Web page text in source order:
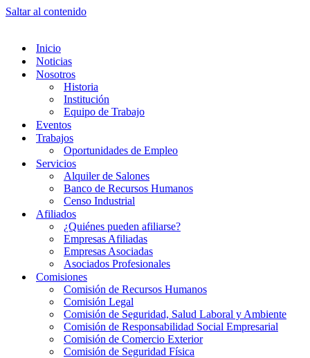
Saltar al contenido
Inicio
Noticias
Nosotros
Historia
Institución
Equipo de Trabajo
Eventos
Trabajos
Oportunidades de Empleo
Servicios
Alquiler de Salones
Banco de Recursos Humanos
Censo Industrial
Afiliados
¿Quiénes pueden afiliarse?
Empresas Afiliadas
Empresas Asociadas
Asociados Profesionales
Comisiones
Comisión de Recursos Humanos
Comisión Legal
Comisión de Seguridad, Salud Laboral y Ambiente
Comisión de Responsabilidad Social Empresarial
Comisión de Comercio Exterior
Comisión de Seguridad Física